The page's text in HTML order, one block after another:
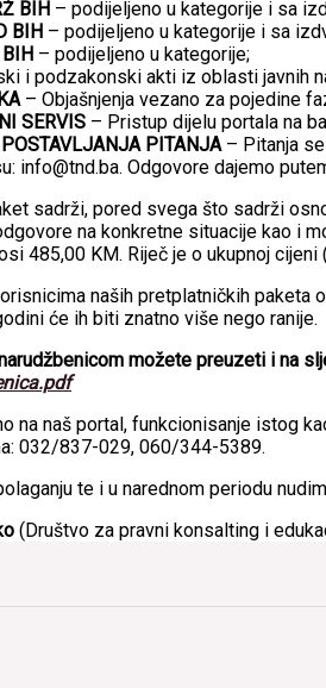
BIH – podijeljeno u kategorije i sa
BIH – podijeljeno u kategorije i sa
– podijeljeno u kategorije;
i podzakonski akti iz oblasti javnih
– Objašnjenja vezano za pojedine
SERVIS – Pristup dijelu portala na
PITANJA – Pitanja
info@tnd.ba. Odgovore dajemo
sadrži, pored svega što sadrži
na konkretne situacije kao i
485,00 KM. Riječ je o ukupnoj
naših pretplatničkih paketa
će ih biti znatno više nego ranije.
možete preuzeti i na
na naš portal, funkcionisanje istog
032/837-029, 060/344-5389.
te i u narednom periodu
(Društvo za pravni konsalting i